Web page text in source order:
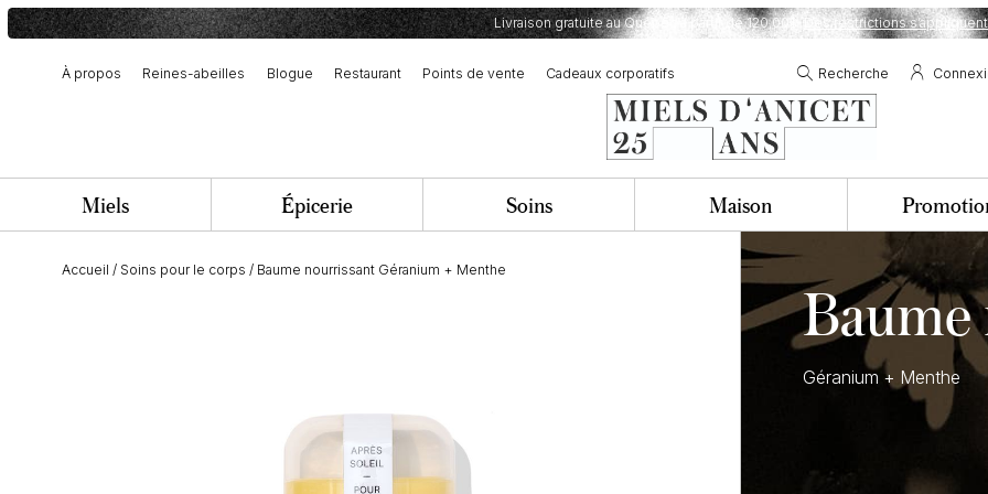
Livraison gratuite au Québec à partir de 120,00$. Des restrictions s’appliquent
À propos
Reines-abeilles Blogue Restaurant Points de vente Cadeaux corporatifs Recherche
Miels Épicerie Soins Maison
Accueil / Soins pour le corps / Baume nourrissant Géranium + Menthe
Géranium + Menthe